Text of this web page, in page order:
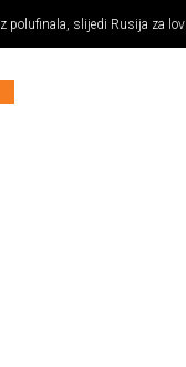
polufinala, slijedi Rusija za